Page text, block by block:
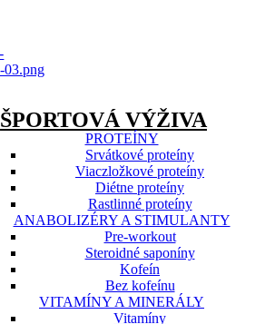
ŠPORTOVÁ VÝŽIVA
PROTEÍNY
Srvátkové proteíny
Viaczložkové proteíny
Diétne proteíny
Rastlinné proteíny
ANABOLIZÉRY A STIMULANTY
Pre-workout
Steroidné saponíny
Kofeín
Bez kofeínu
VITAMÍNY A MINERÁLY
Vitamíny